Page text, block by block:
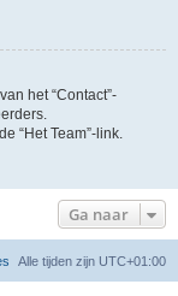
het “Contact”-
“Het Team”-link.
Ga naar
Alle tijden zijn UTC+01:00